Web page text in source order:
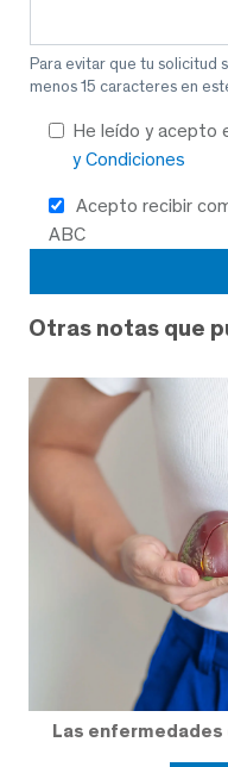
Para evitar que tu solicitud
menos 15 caracteres en
He leído y acepto
y Condiciones
Acepto recibir
ABC
Otras notas que
Las enfermedades